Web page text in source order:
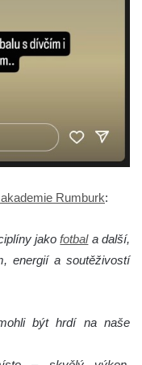
Rumburk:
jakofotbala další,
energií a soutěživostí
být hrdí na naše